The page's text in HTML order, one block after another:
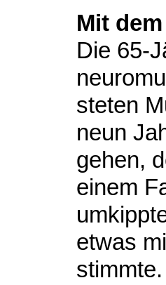
Mit
Die 65-
steten
neun
gehen,
einem
etwas